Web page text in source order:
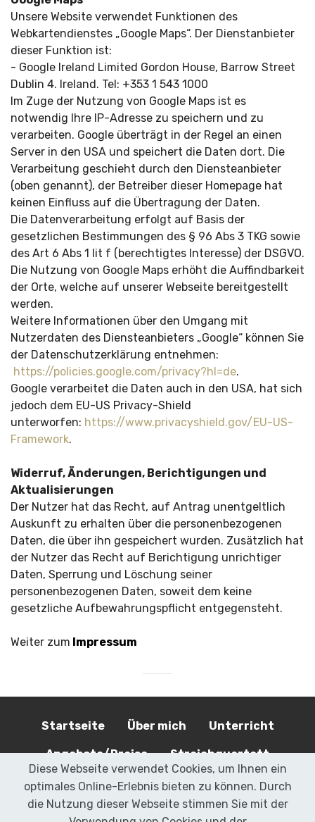
Unsere Website verwendet Funktionen des
Webkartendienstes „Google Maps“. Der Dienstanbieter
dieser Funktion ist:
- Google Ireland Limited Gordon House, Barrow Street
Dublin 4. Ireland. Tel: +353 1 543 1000
Im Zuge der Nutzung von Google Maps ist es
notwendig Ihre IP-Adresse zu speichern und zu
verarbeiten. Google überträgt in der Regel an einen
Server in den USA und speichert die Daten dort. Die
Verarbeitung geschieht durch den Diensteanbieter
(oben genannt), der Betreiber dieser Homepage hat
keinen Einfluss auf die Übertragung der Daten.
Die Datenverarbeitung erfolgt auf Basis der
gesetzlichen Bestimmungen des § 96 Abs 3 TKG sowie
des Art 6 Abs 1 lit f (berechtigtes Interesse) der DSGVO.
Die Nutzung von Google Maps erhöht die Auffindbarkeit
der Orte, welche auf unserer Webseite bereitgestellt
werden.
Weitere Informationen über den Umgang mit
Nutzerdaten des Diensteanbieters „Google“ können Sie
der Datenschutzerklärung entnehmen:
https://policies.google.com/privacy?hl=de.
Google verarbeitet die Daten auch in den USA, hat sich
jedoch dem EU-US Privacy-Shield
unterworfen: https://www.privacyshield.gov/EU-US-
Framework.
Widerruf, Änderungen, Berichtigungen und
Aktualisierungen
Der Nutzer hat das Recht, auf Antrag unentgeltlich
Auskunft zu erhalten über die personenbezogenen
Daten, die über ihn gespeichert wurden. Zusätzlich hat
der Nutzer das Recht auf Berichtigung unrichtiger
Daten, Sperrung und Löschung seiner
personenbezogenen Daten, soweit dem keine
gesetzliche Aufbewahrungspflicht entgegensteht.
Weiter zum Impressum
Startseite Über mich Unterricht
Angebote/Preise Streichquartett
Kontakt Datenschutzhinweis
Impressum
Diese Webseite verwendet Cookies, um Ihnen ein
optimales Online-Erlebnis bieten zu können. Durch
die Nutzung dieser Webseite stimmen Sie mit der